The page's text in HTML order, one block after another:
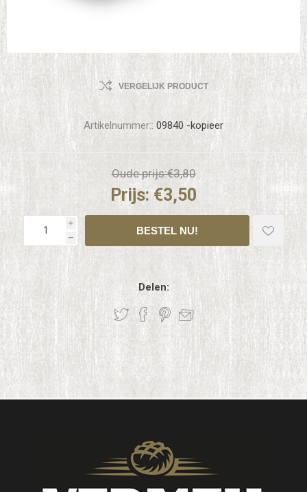
VERGELIJK PRODUCT
Artikelnummer:: 09840 -kopieer
Oude prijs:€3,80
Prijs: €3,50
i
h
Delen: